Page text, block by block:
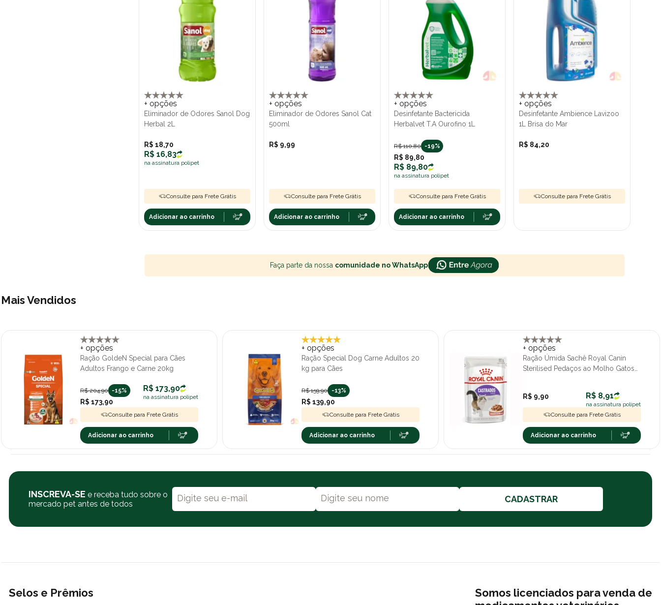
+ opções
Eliminador de Odores Sanol Dog
Herbal 2L
R$ 18,70
R$ 16,83
na assinatura polipet
Consulte para Frete Grátis
Adicionar ao carrinho
+ opções
Eliminador de Odores Sanol Cat
500ml
R$ 9,99
Consulte para Frete Grátis
Adicionar ao carrinho
+ opções
Desinfetante Bactericida
Herbalvet T.A Ourofino 1L
R$ 110,80 -19%
R$ 89,80
R$ 89,80
na assinatura polipet
Consulte para Frete Grátis
Adicionar ao carrinho
+ opções
Desinfetante Ambience Lavizoo
1L Brisa do Mar
R$ 84,20
Consulte para Frete Grátis
Faça parte da nossa comunidade no WhatsApp
Mais Vendidos
+ opções
Ração GoldeN Special para Cães
Adultos Frango e Carne 20kg
R$ 204,90 -15%
R$ 173,90
R$ 173,90
na assinatura polipet
Consulte para Frete Grátis
Adicionar ao carrinho
+ opções
Ração Special Dog Carne Adultos 20
kg para Cães
R$ 159,90 -13%
R$ 139,90
Consulte para Frete Grátis
Adicionar ao carrinho
+ opções
Ração Úmida Sachê Royal Canin
Sterilised Pedaços ao Molho Gatos
R$ 9,90 R$ 8,91
na assinatura polipet
Consulte para Frete Grátis
Adicionar ao carrinho
INSCREVA-SE e receba tudo sobre o
mercado pet antes de todos
CADASTRAR
Selos e Prêmios
Somos licenciados para venda de